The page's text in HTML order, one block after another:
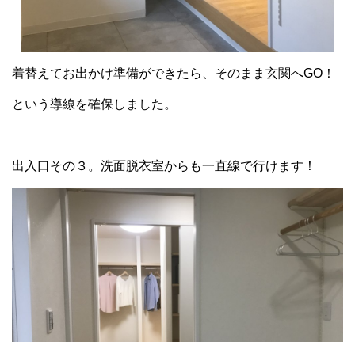
着替えてお出かけ準備ができたら、そのまま玄関へGO！
という導線を確保しました。
出入口その３。洗面脱衣室からも一直線で行けます！